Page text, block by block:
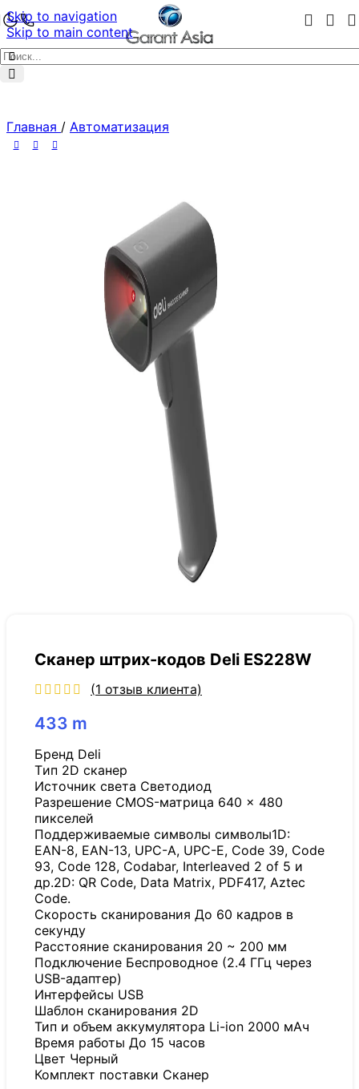
Skip to navigation
Skip to main content
Главная / Автоматизация
Сканер штрих-кодов Deli ES228W
(1 отзыв клиента)
433 m
Бренд Deli
Tип 2D сканер
Источник света Светодиод
Разрешение CMOS-матрица 640 × 480
пикселей
Поддерживаемые символы символы1D:
EAN-8, EAN-13, UPC-A, UPC-E, Code 39, Code
93, Code 128, Codabar, Interleaved 2 of 5 и
др.2D: QR Code, Data Matrix, PDF417, Aztec
Code.
Скорость сканирования До 60 кадров в
секунду
Расстояние сканирования 20 ~ 200 мм
Подключение Беспроводное (2.4 ГГц через
USB-адаптер)
Интерфейсы USB
Шаблон сканирования 2D
Тип и объем аккумулятора Li-ion 2000 мАч
Время работы До 15 часов
Цвет Черный
Комплект поставки Сканер